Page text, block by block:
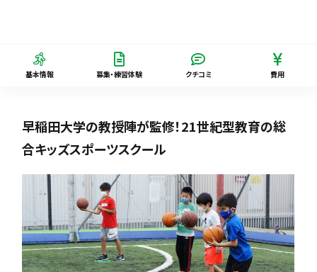
基本情報 募集・練習体験 クチコミ 費用
早稲田大学の教授陣が監修！21世紀型教育の総
合キッズスポーツスクール